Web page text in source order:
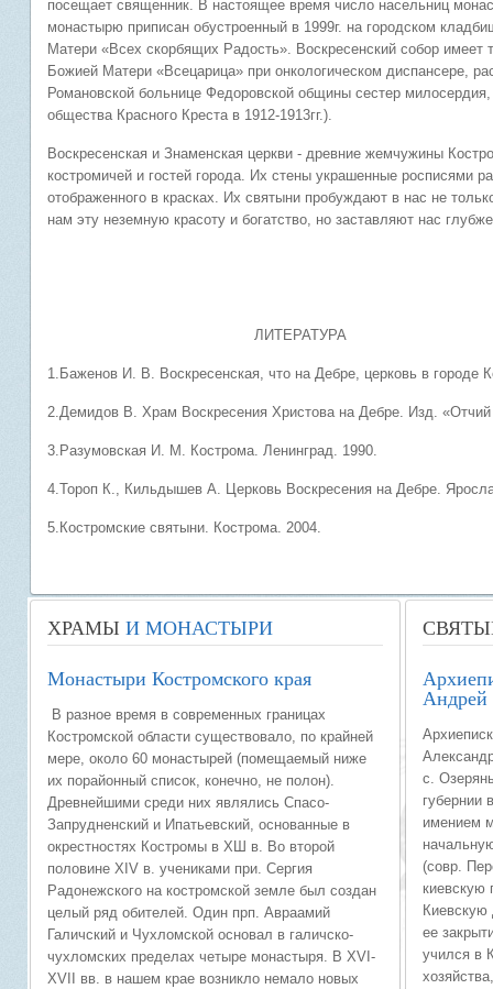
посещает священник. В настоящее время число насельниц
монастырю приписан обустроенный в 1999г. на городском
Матери «Всех скорбящих Радость». Воскресенский собор
Божией Матери «Всецарица» при онкологическом диспансере,
Романовской больнице Федоровской общины сестер
общества Красного Креста в 1912-1913гг.).
Воскресенская и Знаменская церкви - древние жемчужины
костромичей и гостей города. Их стены украшенные росписями
отображенного в красках. Их святыни пробуждают в нас не
нам эту неземную красоту и богатство, но заставляют нас
ЛИТЕРАТУРА
1.Баженов И. В. Воскресенская, что на Дебре, церковь в городе
2.Демидов В. Храм Воскресения Христова на Дебре. Изд.
3.Разумовская И. М. Кострома. Ленинград. 1990.
4.Тороп К., Кильдышев А. Церковь Воскресения на Дебре.
5.Костромские святыни. Кострома. 2004.
ХРАМЫ И МОНАСТЫРИ
Монастыри Костромского края
В разное время в современных границах
Костромской области существовало, по крайней
мере, около 60 монастырей (помещаемый ниже
их порайонный спи­сок, конечно, не полон).
Древнейшими среди них являлись Спасо-
Запрудненский и Ипатьевский, основанные в
окрестностях Костромы в ХШ в. Во второй
половине XIV в. учениками при. Сергия
Радонежского на костром­ской земле был создан
целый ряд обителей. Один прп. Авраамий
Галичский и Чухломской основал в галичско-
чухломских пределах четыре монастыря. В XVI-
XVII вв. в нашем крае возникло немало новых
Андрей
с.
губернии
имением
(совр.
киевскую
ее
учился в